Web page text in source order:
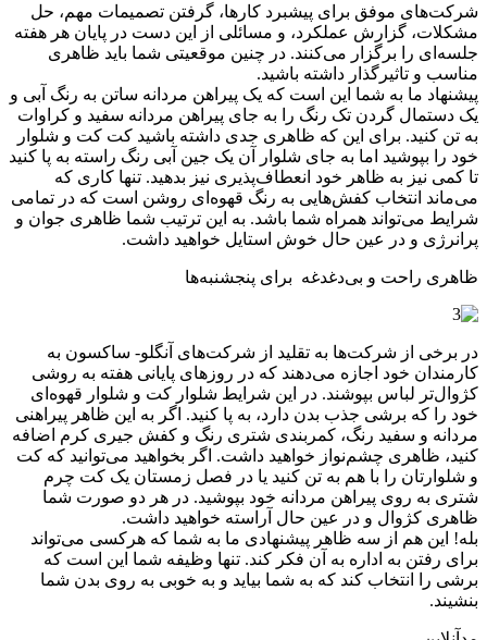
شرکت‌های موفق برای پیشبرد کارها، گرفتن تصمیمات مهم، حل
مشکلات، گزارش عملکرد، و مسائلی از این دست در پایان هر هفته
جلسه‌ای را برگزار می‌کنند. در چنین موقعیتی شما باید ظاهری
مناسب و تاثیرگذار داشته باشید.
پیشنهاد ما به شما این است که یک پیراهن مردانه ساتن به رنگ آبی و
یک دستمال گردن تک رنگ را به جای پیراهن مردانه سفید و کراوات
به تن کنید. برای این که ظاهری جدی داشته باشید کت کت و شلوار
خود را بپوشید اما به جای شلوار آن یک جین آبی رنگ راسته به پا کنید
تا کمی نیز به ظاهر خود انعطاف‌پذیری نیز بدهید. تنها کاری که
می‌ماند انتخاب کفش‌هایی به رنگ قهوه‌ای روشن است که در تمامی
شرایط می‌تواند همراه شما باشد. به این ترتیب شما ظاهری جوان و
پرانرژی و در عین حال خوش استایل خواهید داشت.
ظاهری راحت و بی‌دغدغه برای پنجشنبه‌ها
در برخی از شرکت‌ها به تقلید از شرکت‌های آنگلو- ساکسون به
کارمندان خود اجازه می‌دهند که در روزهای پایانی هفته به روشی
کژوال‌تر لباس بپوشند. در این شرایط شلوار کت و شلوار قهوه‌ای
خود را که برشی جذب بدن دارد، به پا کنید. اگر به این ظاهر پیراهنی
مردانه و سفید رنگ، کمربندی شتری رنگ و کفش جیری کرم اضافه
کنید، ظاهری چشم‌نواز خواهید داشت. اگر بخواهید می‌توانید که کت
و شلوارتان را با هم به تن کنید یا در فصل زمستان یک کت چرم
شتری به روی پیراهن مردانه خود بپوشید. در هر دو صورت شما
ظاهری کژوال و در عین حال آراسته خواهید داشت.
بله! این هم از سه ظاهر پیشنهادی ما به شما که هرکسی می‌تواند
برای رفتن به اداره به آن فکر کند. تنها وظیفه شما این است که
برشی را انتخاب کند که به شما بیاید و به خوبی به روی بدن شما
بنشیند.